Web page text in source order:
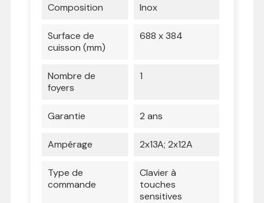
Composition Inox
Surface de
cuisson (mm)
688 x 384
Nombre de
foyers
1
Garantie 2 ans
Ampérage 2x13A; 2x12A
Type de
commande
Clavier à
touches
sensitives